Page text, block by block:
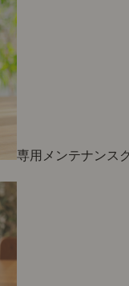
専用メンテナンス